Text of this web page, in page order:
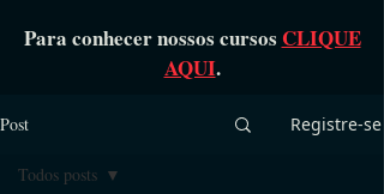
Para conhecer nossos cursos CLIQUE
AQUI.
Post Registre-se
Todos posts